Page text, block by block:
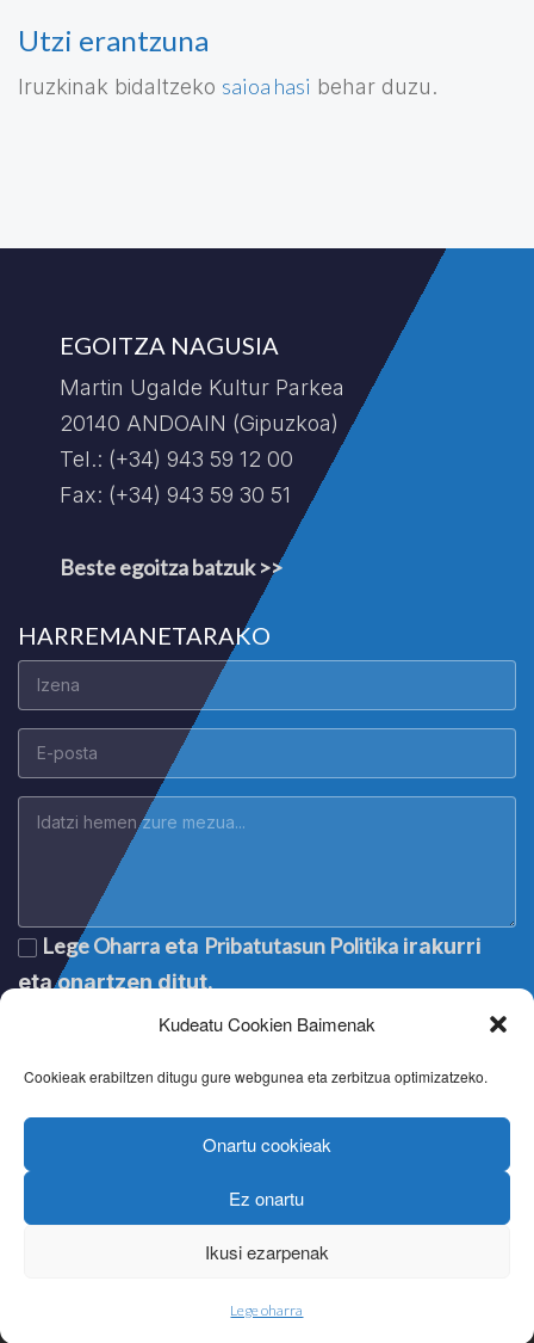
Kudeatu Cookien Baimenak
Cookieak erabiltzen ditugu gure webgunea eta zerbitzua optimizatzeko.
Onartu cookieak
Ez onartu
Ikusi ezarpenak
Lege oharra
Utzi erantzuna
Iruzkinak bidaltzeko saioa hasi behar duzu.
EGOITZA NAGUSIA
Martin Ugalde Kultur Parkea
20140 ANDOAIN (Gipuzkoa)
Tel.: (+34) 943 59 12 00
Fax: (+34) 943 59 30 51
Beste egoitza batzuk >>
HARREMANETARAKO
Lege Oharra eta Pribatutasun Politika irakurri
eta onartzen ditut.
confidentialité|Privacy policy
Política de cookies